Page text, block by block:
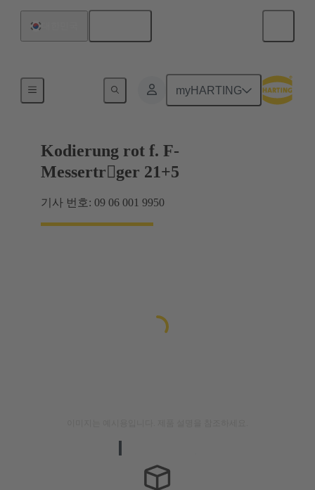
myHARTING
마더보드와 도터보드 연결
Kodierung rot f. F-
Messertrger 21+5
기사 번호: 09 06 001 9950